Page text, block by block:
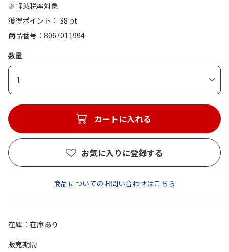
※軽減税率対象
獲得ポイント： 38 pt
商品番号
8067011994
数量
1
カートに入れる
お気に入りに登録する
商品についてのお問い合わせはこちら
在庫
在庫あり
販売期間